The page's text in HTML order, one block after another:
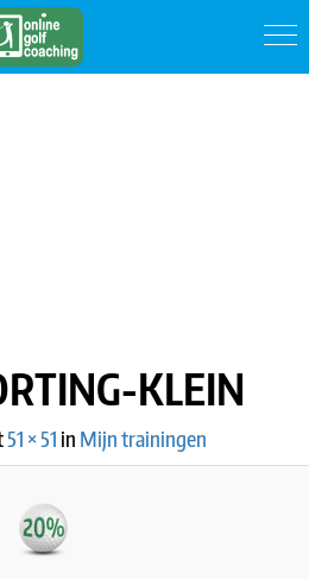
KLEIN
51 × 51 in Mijn trainingen